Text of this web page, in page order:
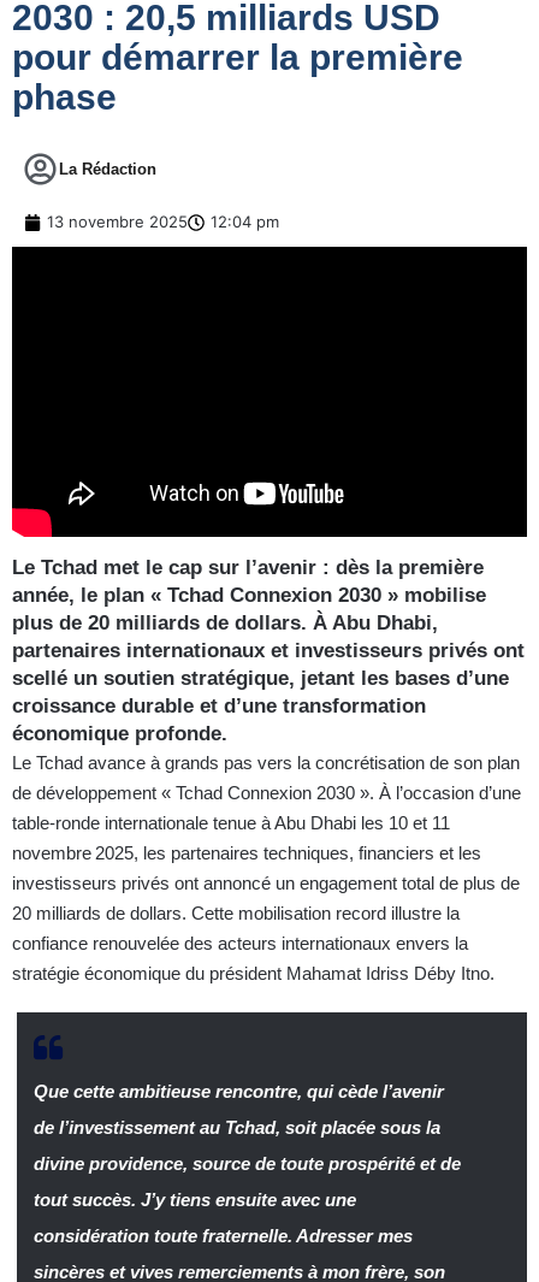
2030 : 20,5 milliards USD
pour démarrer la première
phase
La Rédaction
13 novembre 2025 12:04 pm
Le Tchad met le cap sur l’avenir : dès la première
année, le plan « Tchad Connexion 2030 » mobilise
plus de 20 milliards de dollars. À Abu Dhabi,
partenaires internationaux et investisseurs privés ont
scellé un soutien stratégique, jetant les bases d’une
croissance durable et d’une transformation
économique profonde.
Le Tchad avance à grands pas vers la concrétisation de son plan
de développement « Tchad Connexion 2030 ». À l’occasion d’une
table-ronde internationale tenue à Abu Dhabi les 10 et 11
novembre 2025, les partenaires techniques, financiers et les
investisseurs privés ont annoncé un engagement total de plus de
20 milliards de dollars. Cette mobilisation record illustre la
confiance renouvelée des acteurs internationaux envers la
stratégie économique du président Mahamat Idriss Déby Itno.
Que cette ambitieuse rencontre, qui cède l’avenir
de l’investissement au Tchad, soit placée sous la
divine providence, source de toute prospérité et de
tout succès. J’y tiens ensuite avec une
considération toute fraternelle. Adresser mes
sincères et vives remerciements à mon frère, son